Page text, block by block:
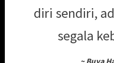
diri sendiri,
segala